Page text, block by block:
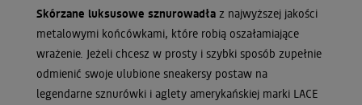
Skórzane luksusowe sznurowadła z najwyższej jakości
metalowymi końcówkami, które robią oszałamiające
wrażenie. Jeżeli chcesz w prosty i szybki sposób zupełnie
odmienić swoje ulubione sneakersy postaw na
legendarne sznurówki i aglety amerykańskiej marki LACE